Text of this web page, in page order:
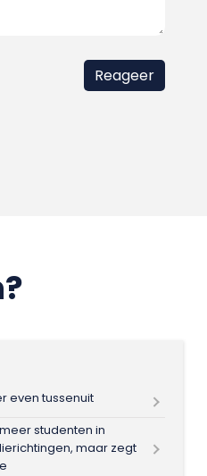
even tussenuit
studenten in
maar zegt